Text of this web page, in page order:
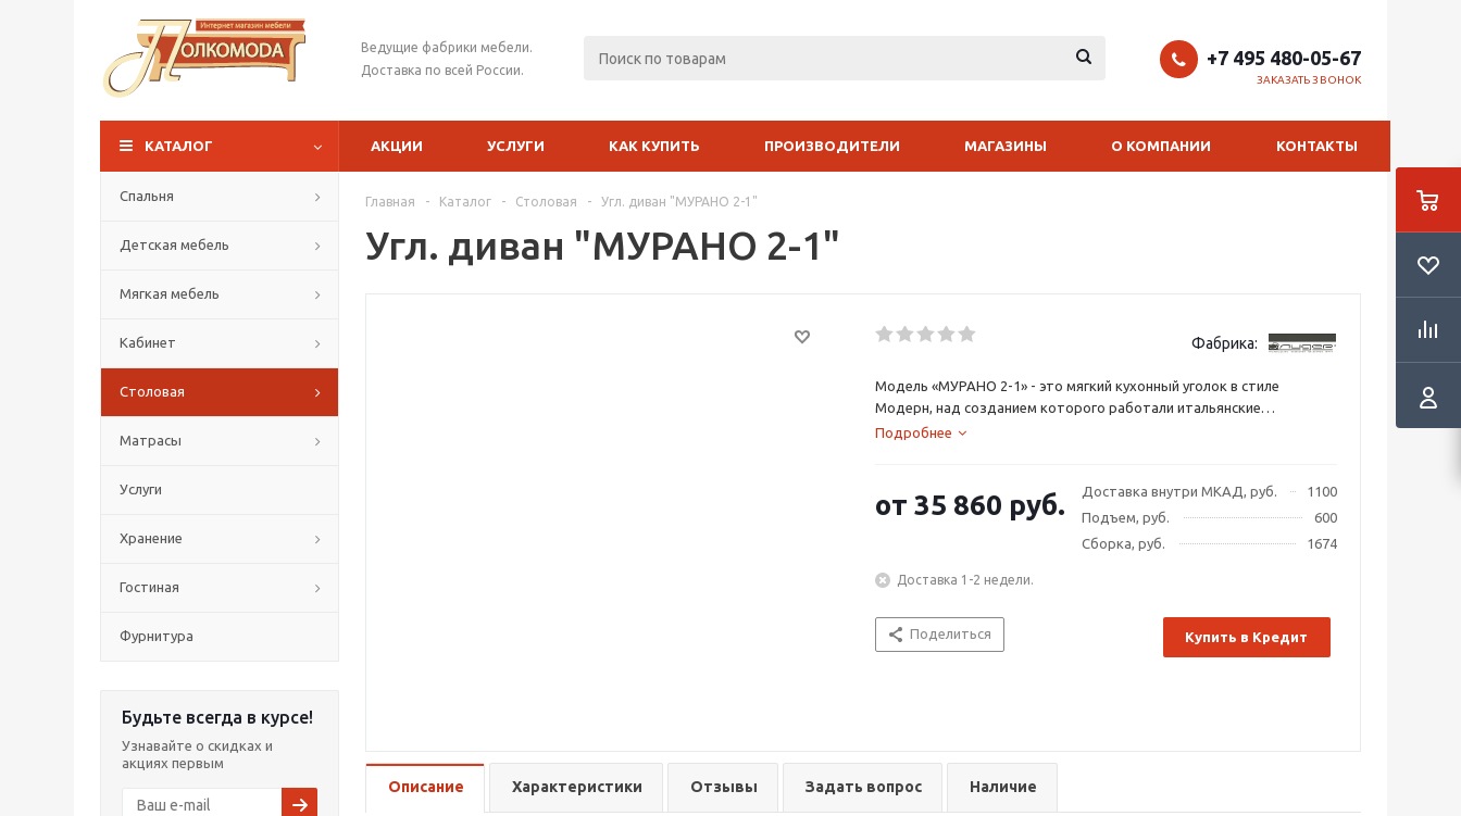
Ведущие фабрики мебели.
Доставка по всей России.
+7 495 480-05-67
ЗАКАЗАТЬ ЗВОНОК
КАТАЛОГ АКЦИИ УСЛУГИ КАК КУПИТЬ ПРОИЗВОДИТЕЛИ МАГАЗИНЫ О КОМПАНИИ КОНТАКТЫ
Спальня
Детская мебель
Мягкая мебель
Кабинет
Столовая
Матрасы
Услуги
Хранение
Гостиная
Фурнитура
Будьте всегда в курсе!
Узнавайте о скидках и
акциях первым
Главная - Каталог - Столовая - Угл. диван "МУРАНО 2-1"
Угл. диван "МУРАНО 2-1"
Фабрика:
Модель «МУРАНО 2-1» - это мягкий кухонный уголок в стиле
Модерн, над созданием которого работали итальянские
дизайнеры.
Подробнее
Доставка внутри МКАД, руб.
1100
Подъем, руб.
600
Сборка, руб.
1674
от 35 860 руб.
Доставка 1-2 недели.
Поделиться Купить в Кредит
Описание Характеристики Отзывы Задать вопрос Наличие